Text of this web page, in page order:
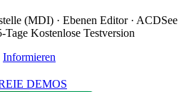
(MDI) · Ebenen Editor · ACDSee
Kostenlose Testversion
Informieren
DEMOS